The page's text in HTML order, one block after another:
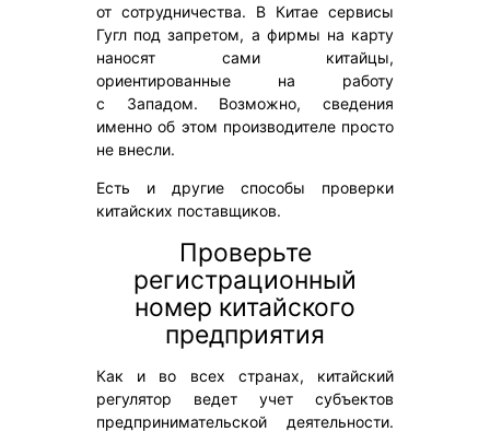
от сотрудничества. В Китае сервисы
Гугл под запретом, а фирмы на карту
наносят сами китайцы,
ориентированные на работу
с Западом. Возможно, сведения
именно об этом производителе просто
не внесли.
Есть и другие способы проверки
китайских поставщиков.
Проверьте
регистрационный
номер китайского
предприятия
Как и во всех странах, китайский
регулятор ведет учет субъектов
предпринимательской деятельности.